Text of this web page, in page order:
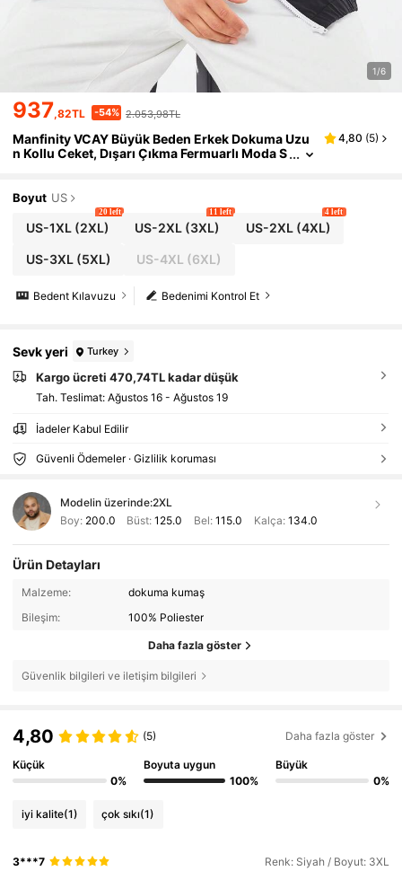
1/6
937,82TL -54% 2.053,98TL
Manfinity VCAY Büyük Beden Erkek Dokuma Uzu
n Kollu Ceket, Dışarı Çıkma Fermuarlı Moda S
4,80 (5)
Boyut US
US-1XL(2XL)
20 left
US-2XL (3XL)
11 left
US-2XL(4XL)
4 left
US-3XL(5XL) US-4XL (6XL)
Bedenimi Kontrol Et
Bedent Kılavuzu
Sevk yeri Turkey
Kargo ücreti 470,74TL kadar düşük
Tah. Teslimat: Ağustos 16 - Ağustos 19
İadeler Kabul Edilir
Güvenli Ödemeler · Gizlilik koruması
Modelin üzerinde:2XL
Boy: 200.0 Büst:125.0 Bel: 115.0 Kalça: 134.0
Ürün Detayları
Malzeme:
dokuma kumaş
Bileşim:
100% Poliester
Daha fazla göster
Güvenlik bilgileri ve iletişim bilgileri
4,80 (5) Daha fazla göster
Küçük
0%
Boyuta uygun
100%
Büyük
0%
iyi kalite(1) çok sıkı(1)
3***7 Renk: Siyah / Boyut: 3XL